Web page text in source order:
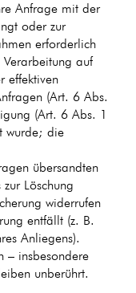
Anfrage mit der
oder zur
erforderlich
auf
effektiven
(Art. 6 Abs.
(Art. 6 Abs. 1
wurde; die
übersandten
Löschung
widerrufen
entfällt (z. B.
Anliegens).
– insbesondere
unberührt.